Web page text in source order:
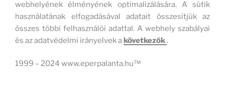
webhelyének élményének optimalizálására. A sütik
használatának elfogadásával adatait összesítjük az
összes többi felhasználói adattal. A webhely szabályai
és az adatvédelmi irányelvek a következők.
1999 – 2024 www.eperpalanta.hu™